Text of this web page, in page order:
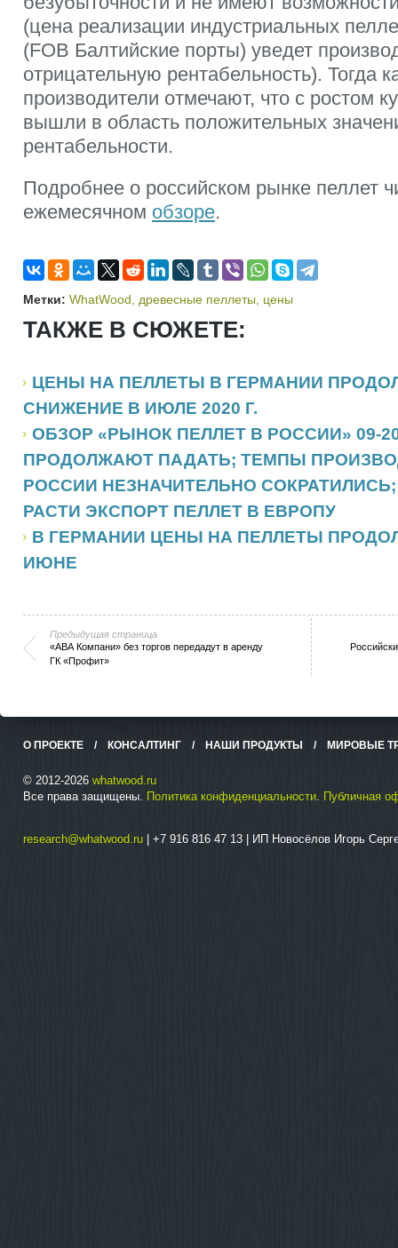
(цена реализации индустриальных
(FOB Балтийские порты) уведет
отрицательную рентабельность). Тогда
производители отмечают, что с ростом
вышли в область положительных
рентабельности.
Подробнее о российском рынке пеллет
ежемесячном обзоре.
Метки: WhatWood древесные пеллеты цены
ТАКЖЕ В СЮЖЕТЕ:
ЦЕНЫ НА ПЕЛЛЕТЫ В ГЕРМАНИИ
СНИЖЕНИЕ В ИЮЛЕ 2020 Г.
ОБЗОР «РЫНОК ПЕЛЛЕТ В РОССИИ» 09-
ПРОДОЛЖАЮТ ПАДАТЬ; ТЕМПЫ
РОССИИ НЕЗНАЧИТЕЛЬНО
РАСТИ ЭКСПОРТ ПЕЛЛЕТ В ЕВРОПУ
В ГЕРМАНИИ ЦЕНЫ НА ПЕЛЛЕТЫ
ИЮНЕ
Предыдущая страница
«АВА Компани» без торгов передадут в аренду
ГК «Профит»
О ПРОЕКТЕ / КОНСАЛТИНГ / НАШИ ПРОДУКТЫ / МИРОВЫЕ
© 2012-2026 whatwood.ru
Все права защищены. Политика конфиденциальности. Публичная
research@whatwood.ru | +7 916 816 47 13 | ИП Новосёлов Игорь